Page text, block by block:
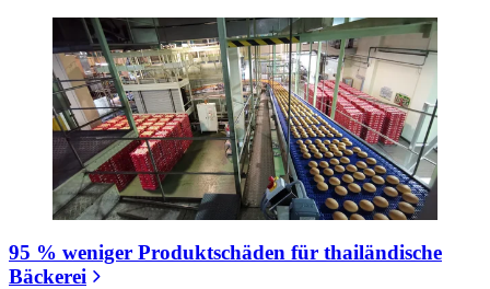
95 % weniger Produktschäden für thailändische
Bäckerei